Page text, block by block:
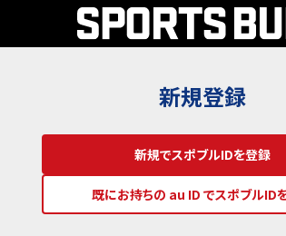
新規登録
新規でスポブルIDを登録
既にお持ちの au ID でスポブルID